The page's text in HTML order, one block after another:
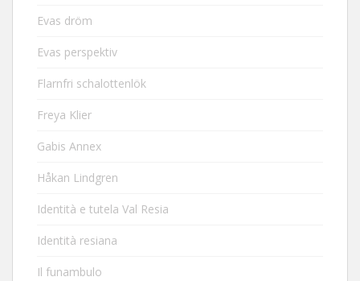
Evas dröm
Evas perspektiv
Flarnfri schalottenlök
Freya Klier
Gabis Annex
Håkan Lindgren
Identità e tutela Val Resia
Identità resiana
Il funambulo